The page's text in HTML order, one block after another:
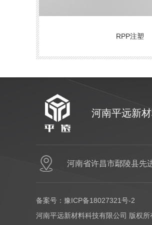
RPP注塑
河南平远新
河南省许昌市鄢陵县先
备案号： 豫ICP备18027321号-2
河南平远新材料科技有限公司 版权所